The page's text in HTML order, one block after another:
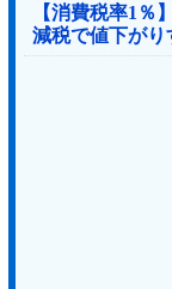
【消費税率1
減税で値下が
価格を変えない